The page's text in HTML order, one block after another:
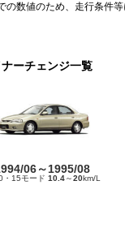
数値のため、走行条件等
ーチェンジ一覧
06～1995/08
15モード 10.4～20km/L